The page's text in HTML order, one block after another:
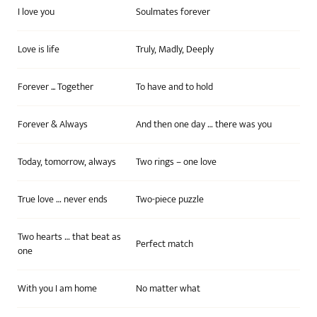
I love you Soulmates forever
Love is life Truly, Madly, Deeply
Forever ... Together To have and to hold
Forever & Always And then one day … there was you
Today, tomorrow, always Two rings – one love
True love … never ends Two-piece puzzle
Two hearts … that beat as
one
Perfect match
With you I am home No matter what